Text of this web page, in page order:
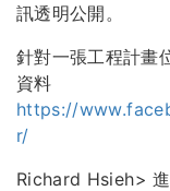
訊透明公開。
針對一張工程計畫
資料
https://
r/
Richard Hsieh>